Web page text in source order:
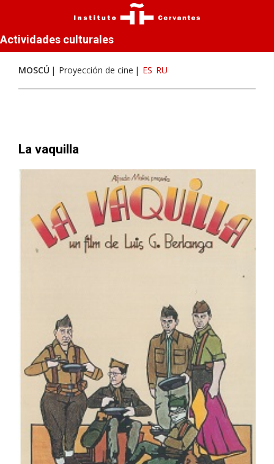
Actividades culturales
MOSCÚ Proyección de cine ES RU
La vaquilla